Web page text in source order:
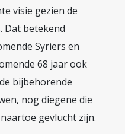
visie gezien de
Dat betekend
Syriers en
68 jaar ook
bijbehorende
nog diegene die
gevlucht zijn.